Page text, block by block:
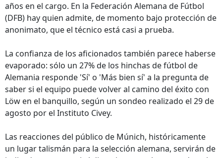
años en el cargo. En la Federación Alemana de Fútbol
(DFB) hay quien admite, de momento bajo protección de
anonimato, que el técnico está casi a prueba.
La confianza de los aficionados también parece haberse
evaporado: sólo un 27% de los hinchas de fútbol de
Alemania responde 'Sí' o 'Más bien sí' a la pregunta de
saber si el equipo puede volver al camino del éxito con
Löw en el banquillo, según un sondeo realizado el 29 de
agosto por el Instituto Civey.
Las reacciones del público de Múnich, históricamente
un lugar talismán para la selección alemana, servirán de